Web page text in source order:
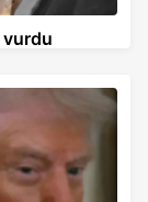
vurdu